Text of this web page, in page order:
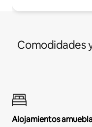
Comodidades
Alojamientos